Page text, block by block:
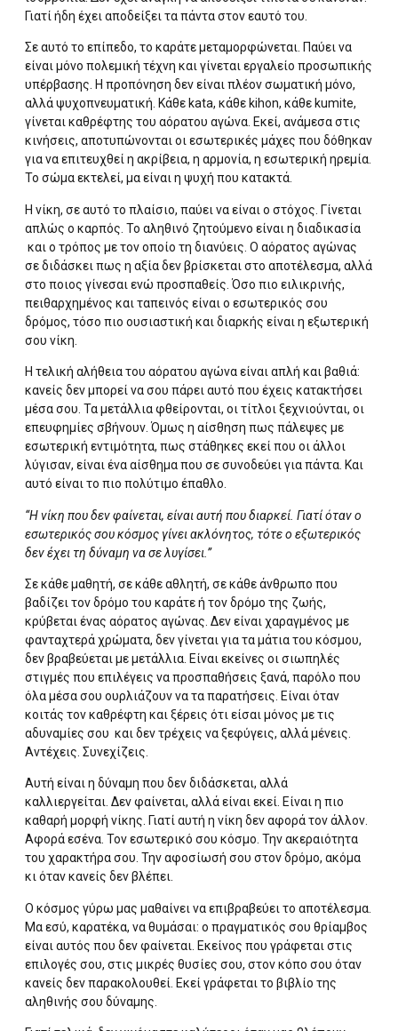
Γιατί ήδη έχει αποδείξει τα πάντα στον εαυτό του.
Σε αυτό το επίπεδο, το καράτε μεταμορφώνεται. Παύει να
είναι μόνο πολεμική τέχνη και γίνεται εργαλείο προσωπικής
υπέρβασης. Η προπόνηση δεν είναι πλέον σωματική μόνο,
αλλά ψυχοπνευματική. Κάθε kata, κάθε kihon, κάθε kumite,
γίνεται καθρέφτης του αόρατου αγώνα. Εκεί, ανάμεσα στις
κινήσεις, αποτυπώνονται οι εσωτερικές μάχες που δόθηκαν
για να επιτευχθεί η ακρίβεια, η αρμονία, η εσωτερική ηρεμία.
Το σώμα εκτελεί, μα είναι η ψυχή που κατακτά.
Η νίκη, σε αυτό το πλαίσιο, παύει να είναι ο στόχος. Γίνεται
απλώς ο καρπός. Το αληθινό ζητούμενο είναι η διαδικασία
και ο τρόπος με τον οποίο τη διανύεις. Ο αόρατος αγώνας
σε διδάσκει πως η αξία δεν βρίσκεται στο αποτέλεσμα, αλλά
στο ποιος γίνεσαι ενώ προσπαθείς. Όσο πιο ειλικρινής,
πειθαρχημένος και ταπεινός είναι ο εσωτερικός σου
δρόμος, τόσο πιο ουσιαστική και διαρκής είναι η εξωτερική
σου νίκη.
Η τελική αλήθεια του αόρατου αγώνα είναι απλή και βαθιά:
κανείς δεν μπορεί να σου πάρει αυτό που έχεις κατακτήσει
μέσα σου. Τα μετάλλια φθείρονται, οι τίτλοι ξεχνιούνται, οι
επευφημίες σβήνουν. Όμως η αίσθηση πως πάλεψες με
εσωτερική εντιμότητα, πως στάθηκες εκεί που οι άλλοι
λύγισαν, είναι ένα αίσθημα που σε συνοδεύει για πάντα. Και
αυτό είναι το πιο πολύτιμο έπαθλο.
“Η νίκη που δεν φαίνεται, είναι αυτή που διαρκεί. Γιατί όταν ο
εσωτερικός σου κόσμος γίνει ακλόνητος, τότε ο εξωτερικός
δεν έχει τη δύναμη να σε λυγίσει.”
Σε κάθε μαθητή, σε κάθε αθλητή, σε κάθε άνθρωπο που
βαδίζει τον δρόμο του καράτε ή τον δρόμο της ζωής,
κρύβεται ένας αόρατος αγώνας. Δεν είναι χαραγμένος με
φανταχτερά χρώματα, δεν γίνεται για τα μάτια του κόσμου,
δεν βραβεύεται με μετάλλια. Είναι εκείνες οι σιωπηλές
στιγμές που επιλέγεις να προσπαθήσεις ξανά, παρόλο που
όλα μέσα σου ουρλιάζουν να τα παρατήσεις. Είναι όταν
κοιτάς τον καθρέφτη και ξέρεις ότι είσαι μόνος με τις
αδυναμίες σου και δεν τρέχεις να ξεφύγεις, αλλά μένεις.
Αντέχεις. Συνεχίζεις.
Αυτή είναι η δύναμη που δεν διδάσκεται, αλλά
καλλιεργείται. Δεν φαίνεται, αλλά είναι εκεί. Είναι η πιο
καθαρή μορφή νίκης. Γιατί αυτή η νίκη δεν αφορά τον άλλον.
Αφορά εσένα. Τον εσωτερικό σου κόσμο. Την ακεραιότητα
του χαρακτήρα σου. Την αφοσίωσή σου στον δρόμο, ακόμα
κι όταν κανείς δεν βλέπει.
Ο κόσμος γύρω μας μαθαίνει να επιβραβεύει το αποτέλεσμα.
Μα εσύ, καρατέκα, να θυμάσαι: ο πραγματικός σου θρίαμβος
είναι αυτός που δεν φαίνεται. Εκείνος που γράφεται στις
επιλογές σου, στις μικρές θυσίες σου, στον κόπο σου όταν
κανείς δεν παρακολουθεί. Εκεί γράφεται το βιβλίο της
αληθινής σου δύναμης.